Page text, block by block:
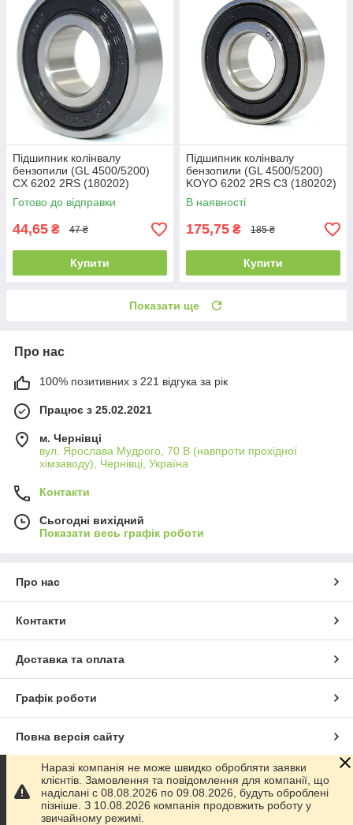
Підшипник колінвалу
бензопили (GL 4500/5200)
CX 6202 2RS (180202)
(15x35x11)
Готово до відправки
44,65 ₴ 47 ₴
Купити
Підшипник колінвалу
бензопили (GL 4500/5200)
KOYO 6202 2RS C3 (180202)
(15x35x11)
В наявності
175,75 ₴ 185 ₴
Купити
Показати ще
Про нас
100% позитивних з 221 відгука за рік
Працює з 25.02.2021
м. Чернівці
вул. Ярослава Мудрого, 70 В (навпроти прохідної
хімзаводу), Чернівці, Україна
Контакти
Сьогодні вихідний
Показати весь графік роботи
Про нас
Контакти
Доставка та оплата
Графік роботи
Повна версія сайту
Сайт створено на маркетплейсіProm.ua
Політика конфіденційності
Наразі компанія не може швидко обробляти заявки
клієнтів. Замовлення та повідомлення для компанії, що
надіслані с 08.08.2026 по 09.08.2026, будуть оброблені
пізніше. З 10.08.2026 компанія продовжить роботу у
звичайному режимі.